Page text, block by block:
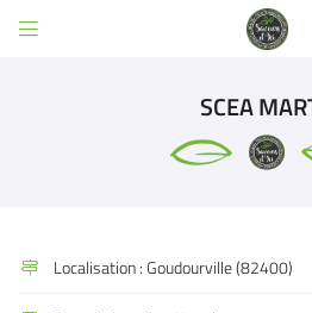

SCEA
 Localisation :Goudourville (82400)